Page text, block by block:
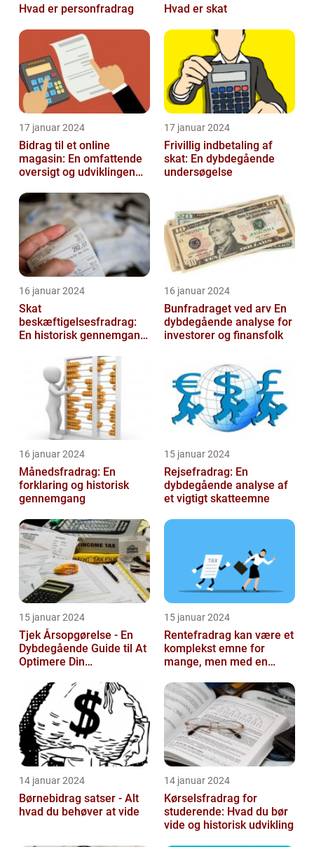
Hvad er personfradrag Hvad er skat
17 januar 2024
Bidrag til et online
magasin: En omfattende
oversigt og udviklingen
17 januar 2024
Frivillig indbetaling af
skat: En dybdegående
undersøgelse
16 januar 2024
Skat
beskæftigelsesfradrag:
En historisk gennemgang
skattefritagelsesprogram
for inves...
16 januar 2024
Bunfradraget ved arv En
dybdegående analyse for
investorer og finansfolk
16 januar 2024
Månedsfradrag: En
forklaring og historisk
gennemgang
15 januar 2024
Rejsefradrag: En
dybdegående analyse af
et vigtigt skatteemne
15 januar 2024
Tjek Årsopgørelse - En
Dybdegående Guide til At
Optimere Din
15 januar 2024
Rentefradrag kan være et
komplekst emne for
mange, men med en
kan man nemt og ...
14 januar 2024
Børnebidrag satser - Alt
hvad du behøver at vide
14 januar 2024
Kørselsfradrag for
studerende: Hvad du bør
vide og historisk udvikling